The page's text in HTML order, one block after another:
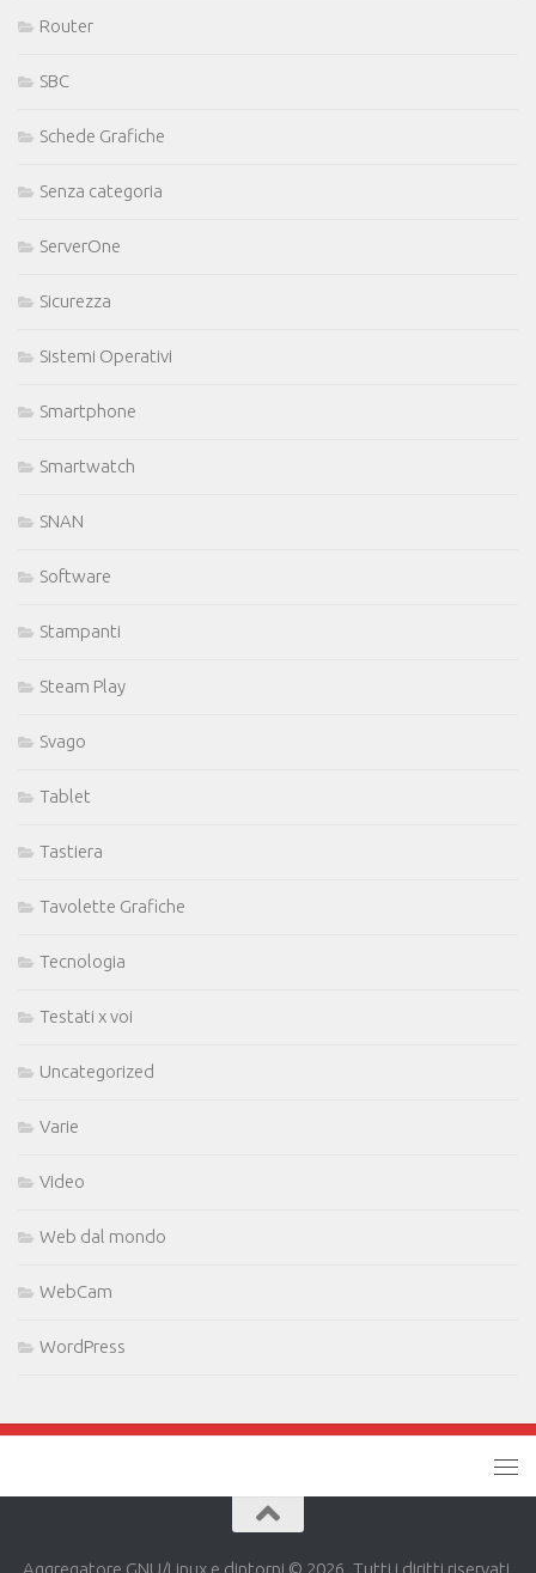
Router
SBC
Schede Grafiche
Senza categoria
ServerOne
Sicurezza
Sistemi Operativi
Smartphone
Smartwatch
SNAN
Software
Stampanti
Steam Play
Svago
Tablet
Tastiera
Tavolette Grafiche
Tecnologia
Testati x voi
Uncategorized
Varie
Video
Web dal mondo
WebCam
WordPress
Aggregatore GNU/Linux e dintorni © 2026. Tutti i diritti riservati.